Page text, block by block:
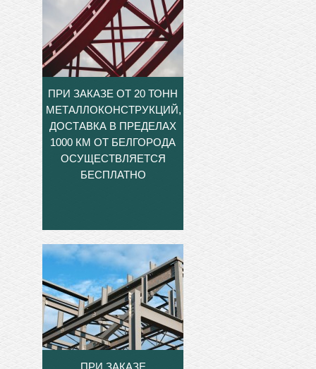
ПРИ ЗАКАЗЕ ОТ 20 ТОНН
МЕТАЛЛОКОНСТРУКЦИЙ,
ДОСТАВКА В ПРЕДЕЛАХ
1000 КМ ОТ БЕЛГОРОДА
ОСУЩЕСТВЛЯЕТСЯ
БЕСПЛАТНО